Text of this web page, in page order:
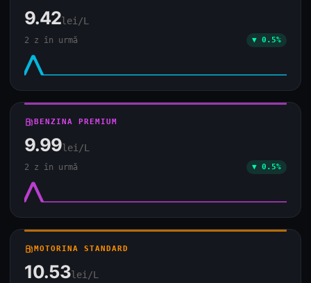
9.42lei/L
2 z în urmă ▼ 0.5%
local_gas_stationBENZINA PREMIUM
9.99lei/L
2 z în urmă ▼ 0.5%
local_gas_stationMOTORINA STANDARD
10.53lei/L